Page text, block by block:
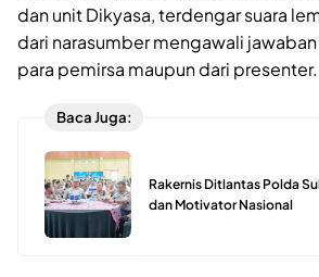
dan unit Dikyasa, terdengar suara
dari narasumber mengawali
para pemirsa maupun dari presenter.
Baca Juga:
Rakernis Ditlantas Polda
dan Motivator Nasional